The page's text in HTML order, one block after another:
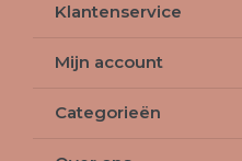
Klantenservice
Mijn account
Categorieën